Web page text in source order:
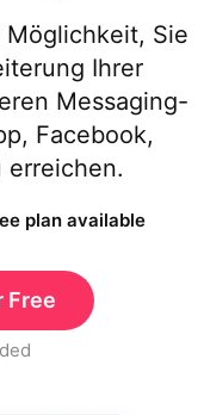
Möglichkeit, Sie
Ihrer
Messaging-
Facebook,
erreichen.
plan available
Free